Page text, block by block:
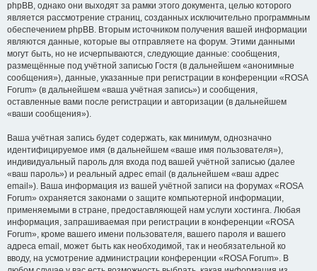
phpBB, однако они выходят за рамки этого документа, целью которого
является рассмотрение страниц, созданных исключительно программным
обеспечением phpBB. Вторым источником получения вашей информации
являются данные, которые вы отправляете на форум. Этими данными
могут быть, но не исчерпываются, следующие данные: сообщения,
размещённые под учётной записью Гостя (в дальнейшем «анонимные
сообщения»), данные, указанные при регистрации в конференции «ROSA
Forum» (в дальнейшем «ваша учётная запись») и сообщения,
оставленные вами после регистрации и авторизации (в дальнейшем
«ваши сообщения»).
Ваша учётная запись будет содержать, как минимум, однозначно
идентифицируемое имя (в дальнейшем «ваше имя пользователя»),
индивидуальный пароль для входа под вашей учётной записью (далее
«ваш пароль») и реальный адрес email (в дальнейшем «ваш адрес
email»). Ваша информация из вашей учётной записи на форумах «ROSA
Forum» охраняется законами о защите компьютерной информации,
применяемыми в стране, предоставляющей нам услуги хостинга. Любая
информация, запрашиваемая при регистрации в конференции «ROSA
Forum», кроме вашего имени пользователя, вашего пароля и вашего
адреса email, может быть как необходимой, так и необязательной ко
вводу, на усмотрение администрации конференции «ROSA Forum». В